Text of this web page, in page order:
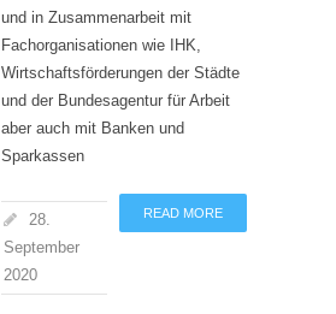
und in Zusammenarbeit mit
Fachorganisationen wie IHK,
Wirtschaftsförderungen der Städte
und der Bundesagentur für Arbeit
aber auch mit Banken und
Sparkassen
READ MORE
28.
September
2020